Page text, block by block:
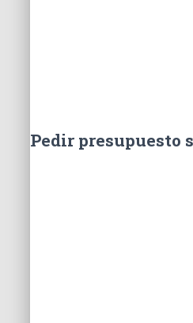
Pedir presupuesto